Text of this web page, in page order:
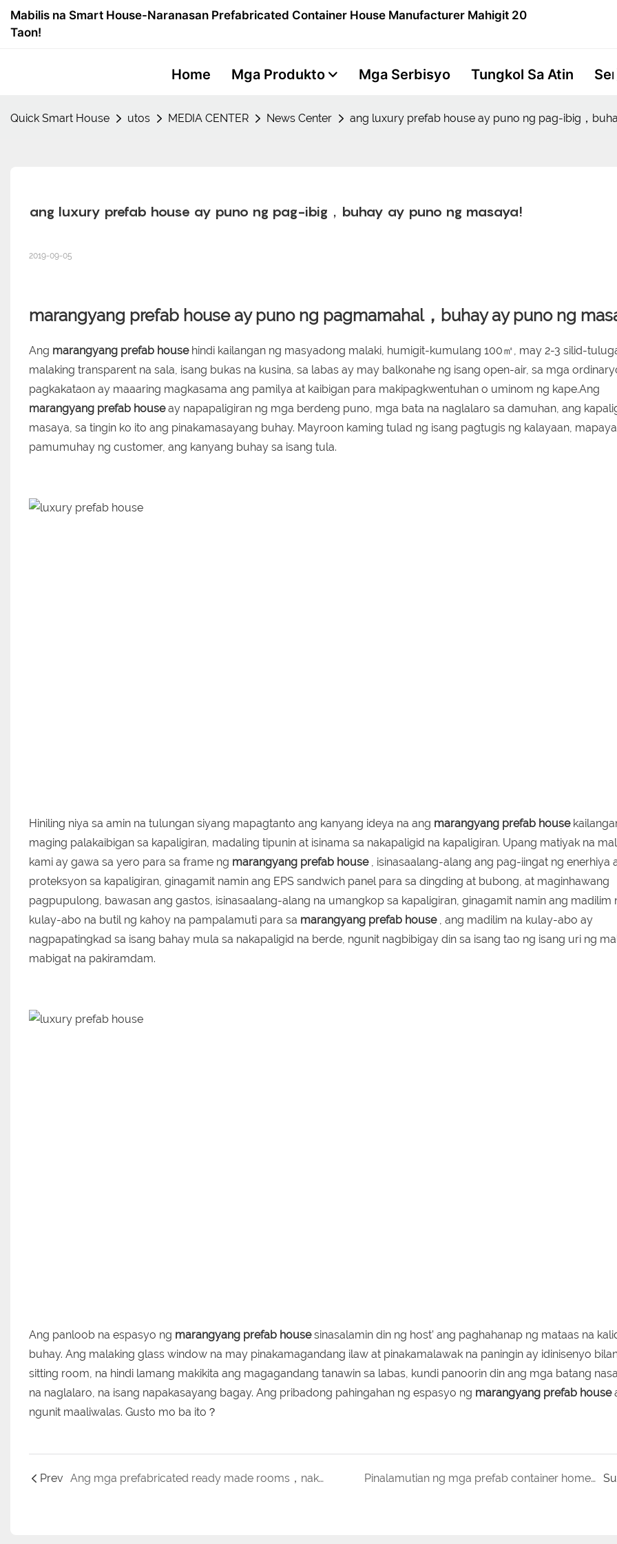
Mabilis na Smart House-Naranasan Prefabricated Container House Manufacturer Mahigit 20
Taon!
Home Mga Produkto Mga Serbisyo Tungkol Sa Atin
Quick Smart House utos MEDIA CENTER News Center ang luxury prefab house ay puno ng pag-ibig，
ang luxury prefab house ay puno ng pag-ibig，buhay ay puno ng masaya!
2019-09-05
marangyang prefab houseay puno ng pagmamahal，buhay ay puno ng
Ang marangyang prefab house hindi kailangan ng masyadong malaki, humigit-kumulang 100㎡, may 2-3 silid-
malaking transparent na sala, isang bukas na kusina, sa labas ay may balkonahe ng isang open-air, sa mga
pagkakataon ay maaaring magkasama ang pamilya at kaibigan para makipagkwentuhan o uminom ng kape.Ang
marangyang prefab houseay napapaligiran ng mga berdeng puno, mga bata na naglalaro sa damuhan, ang
masaya, sa tingin ko ito ang pinakamasayang buhay. Mayroon kaming tulad ng isang pagtugis ng kalayaan,
pamumuhay ng customer, ang kanyang buhay sa isang tula.
Hiniling niya sa amin na tulungan siyang mapagtanto ang kanyang ideya na ang marangyang prefab house
maging palakaibigan sa kapaligiran, madaling tipunin at isinama sa nakapaligid na kapaligiran. Upang matiyak na
kami ay gawa sa yero para sa frame ng marangyang prefab house , isinasaalang-alang ang pag-iingat ng enerhiya
proteksyon sa kapaligiran, ginagamit namin ang EPS sandwich panel para sa dingding at bubong, at maginhawang
pagpupulong, bawasan ang gastos, isinasaalang-alang na umangkop sa kapaligiran, ginagamit namin ang madilim
kulay-abo na butil ng kahoy na pampalamuti para sa marangyang prefab house , ang madilim na kulay-abo ay
nagpapatingkad sa isang bahay mula sa nakapaligid na berde, ngunit nagbibigay din sa isang tao ng isang uri ng
mabigat na pakiramdam.
Ang panloob na espasyo ng marangyang prefab housesinasalamin din ng host’ ang paghahanap ng mataas na
buhay. Ang malaking glass window na may pinakamagandang ilaw at pinakamalawak na paningin ay idinisenyo
sitting room, na hindi lamang makikita ang magagandang tanawin sa labas, kundi panoorin din ang mga batang
na naglalaro, na isang napakasayang bagay. Ang pribadong pahingahan ng espasyo ng marangyang prefab house
ngunit maaliwalas. Gusto mo ba ito？
Prev Ang mga prefabricated ready made rooms，nakita mo na ba? Pinalamutian ng mga prefab container home ang kuwartel, nagdaragdag ng init sa kuwartel!